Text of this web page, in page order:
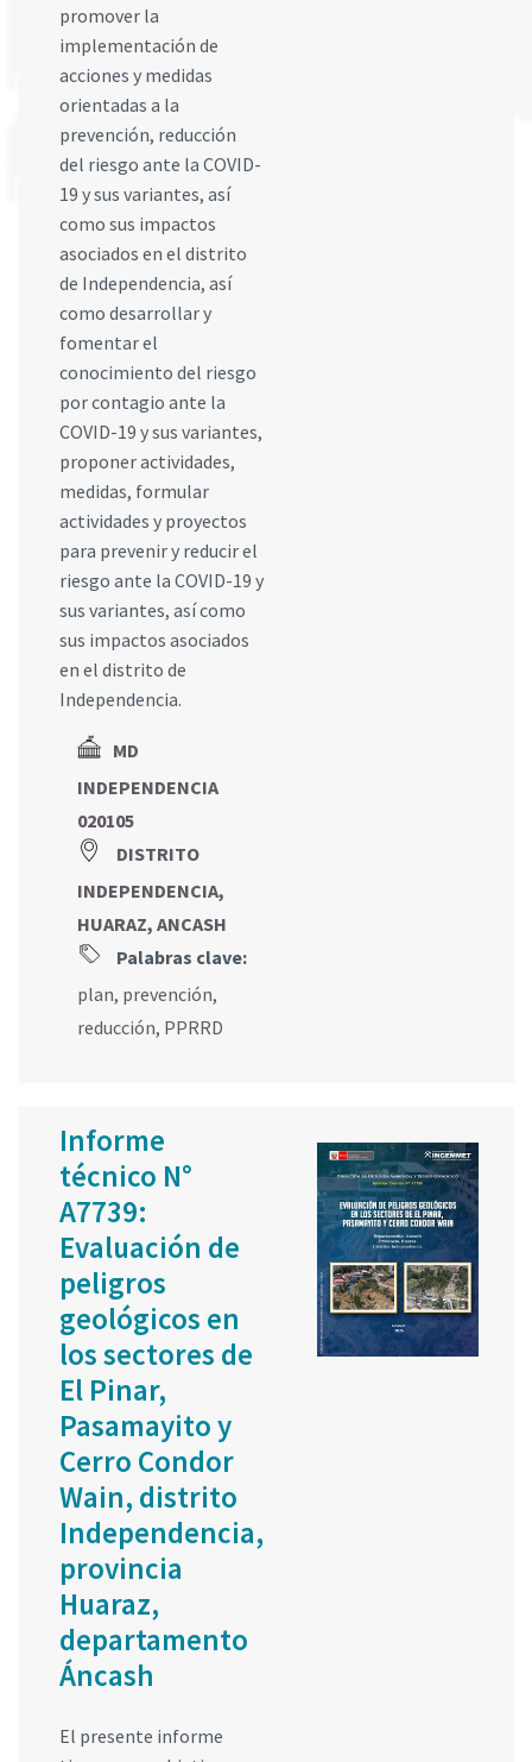
promover la
implementación de
acciones y medidas
orientadas a la
prevención, reducción
del riesgo ante la COVID-
19 y sus variantes, así
como sus impactos
asociados en el distrito
de Independencia, así
como desarrollar y
fomentar el
conocimiento del riesgo
por contagio ante la
COVID-19 y sus variantes,
proponer actividades,
medidas, formular
actividades y proyectos
para prevenir y reducir el
riesgo ante la COVID-19 y
sus variantes, así como
sus impactos asociados
en el distrito de
Independencia.
MD
INDEPENDENCIA
020105
DISTRITO
INDEPENDENCIA,
HUARAZ, ANCASH
Palabras clave:
plan, prevención,
reducción, PPRRD
Informe
técnico N°
A7739:
Evaluación de
peligros
geológicos en
los sectores de
El Pinar,
Pasamayito y
Cerro Condor
Wain, distrito
Independencia,
provincia
Huaraz,
departamento
Áncash
El presente informe